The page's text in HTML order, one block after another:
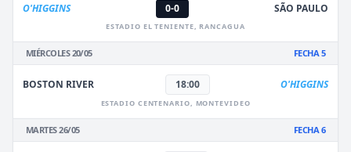
O'HIGGINS 0-0 SÃO PAULO
ESTADIO EL TENIENTE, RANCAGUA
MIÉRCOLES 20/05 FECHA 5
BOSTON RIVER 18:00 O'HIGGINS
ESTADIO CENTENARIO, MONTEVIDEO
MARTES 26/05 FECHA 6